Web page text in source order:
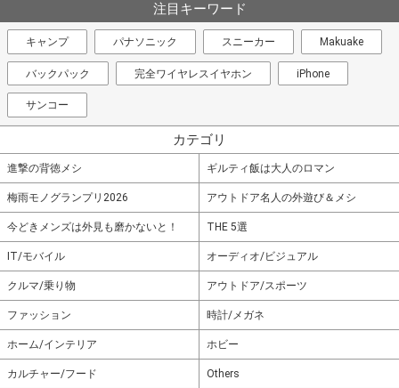
注目キーワード
キャンプ パナソニック スニーカー Makuake
バックパック 完全ワイヤレスイヤホン iPhone
サンコー
カテゴリ
進撃の背徳メシ ギルティ飯は大人のロマン
梅雨モノグランプリ2026 アウトドア名人の外遊び＆メシ
今どきメンズは外見も磨かないと！ THE 5選
IT/モバイル オーディオ/ビジュアル
クルマ/乗り物 アウトドア/スポーツ
ファッション 時計/メガネ
ホーム/インテリア ホビー
カルチャー/フード Others